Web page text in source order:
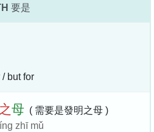
要是
but for
之母 ( 需要是發明之母 )
zhī mǔ